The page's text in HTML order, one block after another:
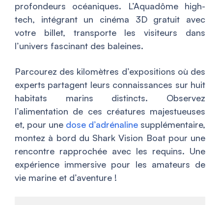
profondeurs océaniques. L’Aquadôme high-
tech, intégrant un cinéma 3D gratuit avec
votre billet, transporte les visiteurs dans
l’univers fascinant des baleines.
Parcourez des kilomètres d’expositions où des
experts partagent leurs connaissances sur huit
habitats marins distincts. Observez
l’alimentation de ces créatures majestueuses
et, pour une dose d’adrénaline supplémentaire,
montez à bord du Shark Vision Boat pour une
rencontre rapprochée avec les requins. Une
expérience immersive pour les amateurs de
vie marine et d’aventure !